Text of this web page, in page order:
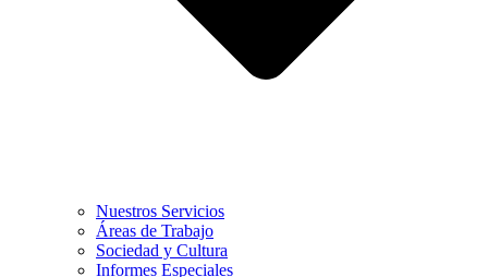
Nuestros Servicios
Áreas de Trabajo
Sociedad y Cultura
Informes Especiales